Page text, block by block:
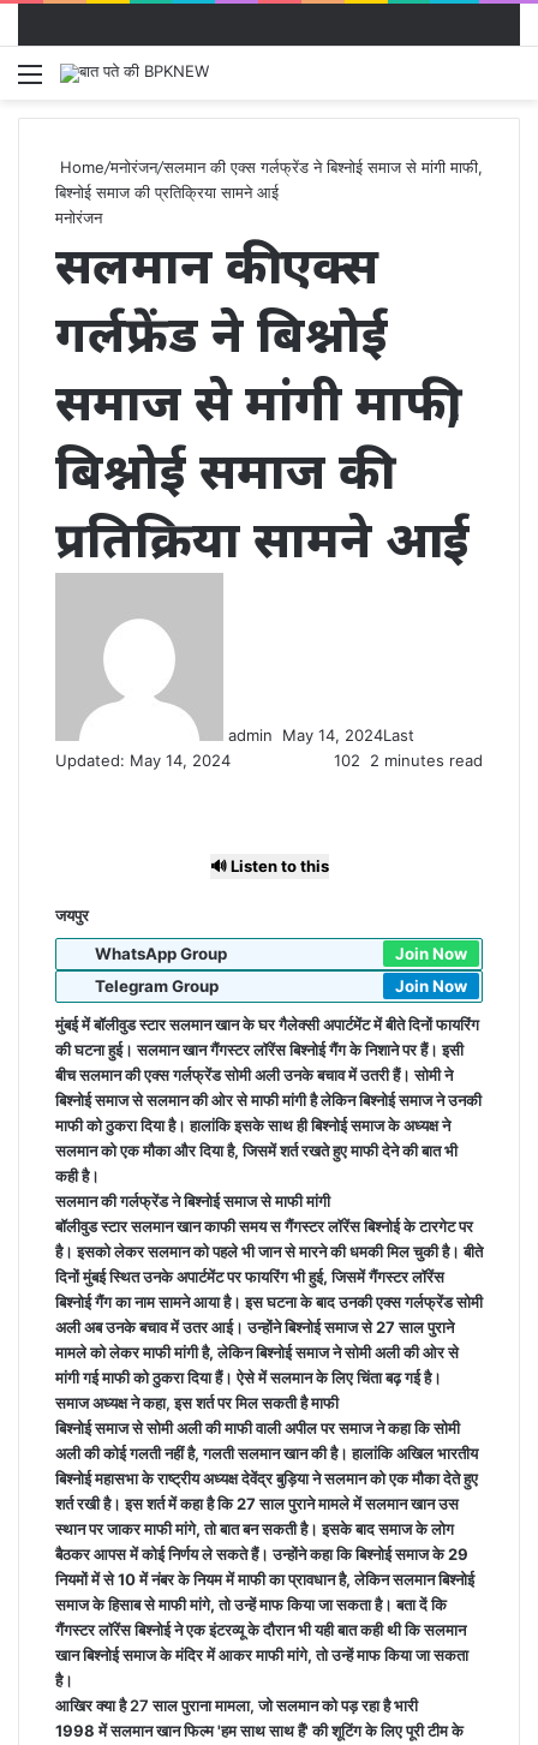
Menu
Home/मनोरंजन/सलमान की एक्स गर्लफ्रेंड ने बिश्नोई समाज से मांगी माफी,
बिश्नोई समाज की प्रतिक्रिया सामने आई
मनोरंजन
सलमान की एक्स
गर्लफ्रेंड ने बिश्नोई
समाज से मांगी माफी,
बिश्नोई समाज की
प्रतिक्रिया सामने आई
admin May 14, 2024Last
Updated: May 14, 2024
102 2 minutes read
🔊 Listen to this
जयपुर
WhatsApp Group
Join Now
Telegram Group
Join Now
मुंबई में बॉलीवुड स्टार सलमान खान के घर गैलेक्सी अपार्टमेंट में बीते दिनों फायरिंग
की घटना हुई। सलमान खान गैंगस्टर लॉरेंस बिश्नोई गैंग के निशाने पर हैं। इसी
बीच सलमान की एक्स गर्लफ्रेंड सोमी अली उनके बचाव में उतरी हैं। सोमी ने
बिश्नोई समाज से सलमान की ओर से माफी मांगी है लेकिन बिश्नोई समाज ने उनकी
माफी को ठुकरा दिया है। हालांकि इसके साथ ही बिश्नोई समाज के अध्यक्ष ने
सलमान को एक मौका और दिया है, जिसमें शर्त रखते हुए माफी देने की बात भी
कही है।
सलमान की गर्लफ्रेंड ने बिश्नोई समाज से माफी मांगी
बॉलीवुड स्टार सलमान खान काफी समय स गैंगस्टर लॉरेंस बिश्नोई के टारगेट पर
है। इसको लेकर सलमान को पहले भी जान से मारने की धमकी मिल चुकी है। बीते
दिनों मुंबई स्थित उनके अपार्टमेंट पर फायरिंग भी हुई, जिसमें गैंगस्टर लॉरेंस
बिश्नोई गैंग का नाम सामने आया है। इस घटना के बाद उनकी एक्स गर्लफ्रेंड सोमी
अली अब उनके बचाव में उतर आई। उन्होंने बिश्नोई समाज से 27 साल पुराने
मामले को लेकर माफी मांगी है, लेकिन बिश्नोई समाज ने सोमी अली की ओर से
मांगी गई माफी को ठुकरा दिया हैं। ऐसे में सलमान के लिए चिंता बढ़ गई है।
समाज अध्यक्ष ने कहा, इस शर्त पर मिल सकती है माफी
बिश्नोई समाज से सोमी अली की माफी वाली अपील पर समाज ने कहा कि सोमी
अली की कोई गलती नहीं है, गलती सलमान खान की है। हालांकि अखिल भारतीय
बिश्नोई महासभा के राष्ट्रीय अध्यक्ष देवेंद्र बुड़िया ने सलमान को एक मौका देते हुए
शर्त रखी है। इस शर्त में कहा है कि 27 साल पुराने मामले में सलमान खान उस
स्थान पर जाकर माफी मांगे, तो बात बन सकती है। इसके बाद समाज के लोग
बैठकर आपस में कोई निर्णय ले सकते हैं। उन्होंने कहा कि बिश्नोई समाज के 29
नियमों में से 10 में नंबर के नियम में माफी का प्रावधान है, लेकिन सलमान बिश्नोई
समाज के हिसाब से माफी मांगे, तो उन्हें माफ किया जा सकता है। बता दें कि
गैंगस्टर लॉरेंस बिश्नोई ने एक इंटरव्यू के दौरान भी यही बात कही थी कि सलमान
खान बिश्नोई समाज के मंदिर में आकर माफी मांगे, तो उन्हें माफ किया जा सकता
है।
आखिर क्या है 27 साल पुराना मामला, जो सलमान को पड़ रहा है भारी
1998 में सलमान खान फिल्म 'हम साथ साथ हैं' की शूटिंग के लिए पूरी टीम के